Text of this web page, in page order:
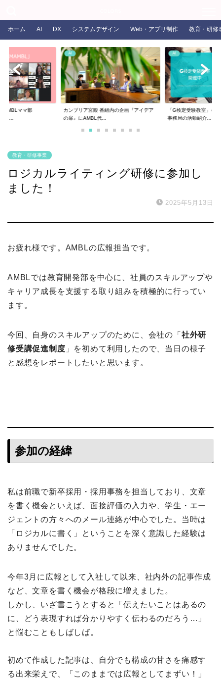
ホーム AI DX システムデザイン Web・アプリ制作 教育・研修
AMBLママ部
AI
カンブリア宮殿 番組内の企画『アイデア
の扉』にAMBL代...
AI
「G検定受験教室」を
事務局の活動紹介...
教育・研修事業
ロジカルライティング研修に参加し
ました！
2025年5月13日
お疲れ様です。AMBLの広報担当です。
AMBLでは教育開発部を中心に、社員のスキルアップや
キャリア成長を支援する取り組みを積極的に行ってい
ます。
今回、自身のスキルアップのために、会社の「 社外研
修受講促進制度 」を初めて利用したので、当日の様子
と感想をレポートしたいと思います。
参加の経緯
私は前職で新卒採用・採用事務を担当しており、文章
を書く機会といえば、面接評価の入力や、学生・エー
ジェントの方々へのメール連絡が中心でした。当時は
「ロジカルに書く」ということを深く意識した経験は
ありませんでした。
今年3月に広報として入社して以来、社内外の記事作成
など、文章を書く機会が格段に増えました。
しかし、いざ書こうとすると「伝えたいことはあるの
に、どう表現すれば分かりやすく伝わるのだろう…」
と悩むこともしばしば。
初めて作成した記事は、自分でも構成の甘さを痛感す
る出来栄えで、「このままでは広報としてまずい！」